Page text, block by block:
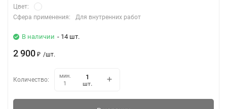
Цвет:
Сфера применения:
Для внутренних работ
В наличии - 14 шт.
2 900 ₽ /шт.
Количество:
мин.
1
шт.